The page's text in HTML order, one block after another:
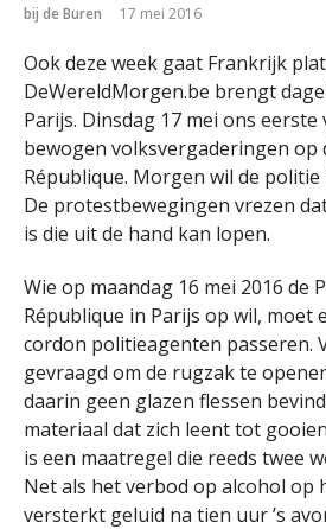
bij de Buren 17 mei 2016
Ook deze week gaat Frankrijk
DeWereldMorgen.be brengt
Parijs. Dinsdag 17 mei ons eerste
bewogen volksvergaderingen op
République. Morgen wil de
De protestbewegingen vrezen
is die uit de hand kan lopen.
Wie op maandag 16 mei 2016 de
République in Parijs op wil, moet
cordon politieagenten passeren.
gevraagd om de rugzak te
daarin geen glazen flessen
materiaal dat zich leent tot
is een maatregel die reeds twee
Net als het verbod op alcohol op
versterkt geluid na tien uur ’s